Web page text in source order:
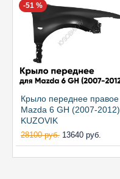
-51 %
Крыло переднее правое
Mazda 6 GH (2007-2012)
KUZOVIK
28100 руб. 13640 руб.